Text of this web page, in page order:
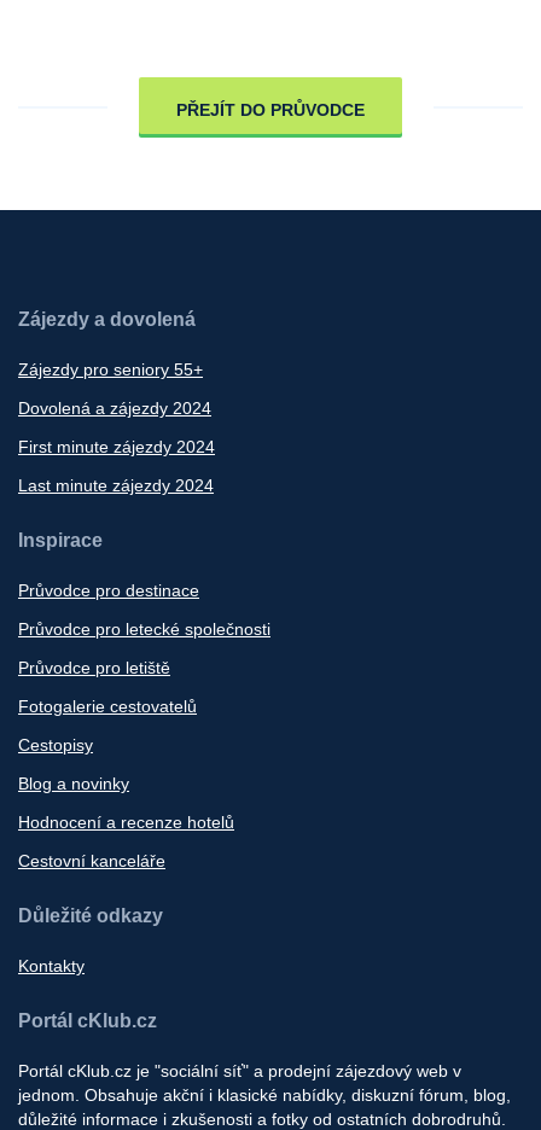
PŘEJÍT DO PRŮVODCE
Zájezdy a dovolená
Zájezdy pro seniory 55+
Dovolená a zájezdy 2024
First minute zájezdy 2024
Last minute zájezdy 2024
Inspirace
Průvodce pro destinace
Průvodce pro letecké společnosti
Průvodce pro letiště
Fotogalerie cestovatelů
Cestopisy
Blog a novinky
Hodnocení a recenze hotelů
Cestovní kanceláře
Důležité odkazy
Kontakty
Portál cKlub.cz
Portál cKlub.cz je "sociální síť" a prodejní zájezdový web v
jednom. Obsahuje akční i klasické nabídky, diskuzní fórum, blog,
důležité informace i zkušenosti a fotky od ostatních dobrodruhů.